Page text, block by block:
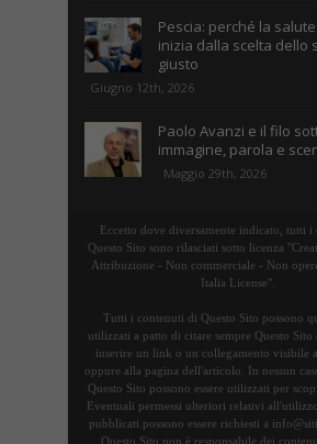
Pescia: perché la
inizia dalla scelta dello
giusto
Giugno 12th, 2026
Paolo Avanzi e il filo
immagine, parola e
Maggio 29th, 2026
Eccetto dove diversamente indicato, tutti i
Questo Sito sono rilasciati sotto licenza
Attribuzione - Non commerciale - Non
Italia License".
Tutti i contenuti di Questo Sito possono
utilizzati a patto di citare sempre Questo Sito
inserire un link o un collegamento visibile
oppure alla pagina dell'articolo. In nessun
Questo Sito possono essere utilizzati per
Eventuali permessi ulteriori relativi
pubblicati possono essere richiesti a
Questo Sito non è responsabile dei